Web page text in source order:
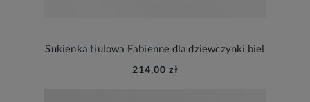
Sukienka tiulowa Fabienne dla dziewczynki biel
214,00 zł